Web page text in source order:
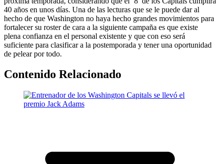
40 años en unos días. Una de las lecturas que se le puede dar al
hecho de que Washington no haya hecho grandes movimientos para
fortalecer su roster de cara a la siguiente campaña es que existe
plena confianza en el personal existente y que con eso será
suficiente para clasificar a la postemporada y tener una oportunidad
de pelear por todo.
Contenido Relacionado